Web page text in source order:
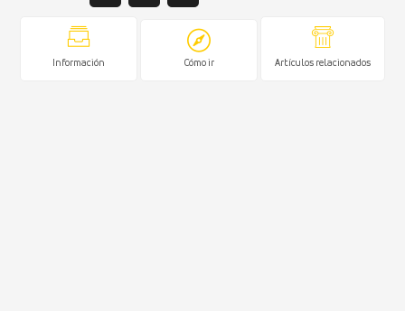
Información Cómo ir Artículos relacionados